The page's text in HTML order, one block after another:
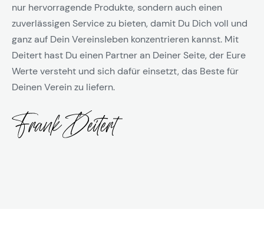
nur hervorragende Produkte, sondern auch einen
zuverlässigen Service zu bieten, damit Du Dich voll und
ganz auf Dein Vereinsleben konzentrieren kannst. Mit
Deitert hast Du einen Partner an Deiner Seite, der Eure
Werte versteht und sich dafür einsetzt, das Beste für
Deinen Verein zu liefern.